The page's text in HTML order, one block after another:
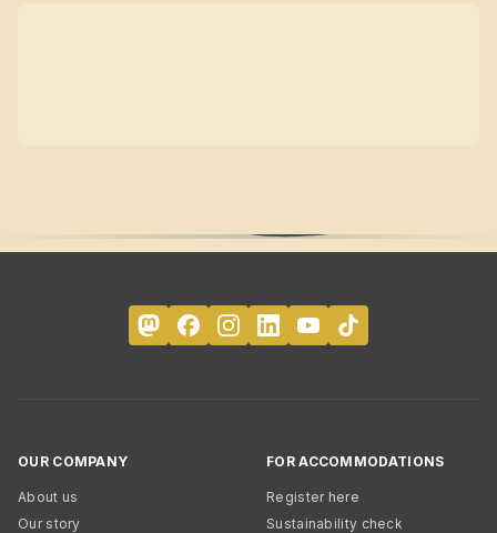
OUR COMPANY
About us
Our story
FOR ACCOMMODATIONS
Register here
Sustainability check